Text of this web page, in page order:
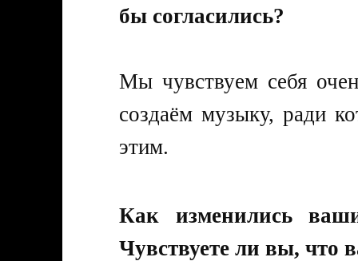
бы согласились?
Мы чувствуем себя
создаём музыку, ради
этим.
Как изменились
Чувствуете ли вы, что